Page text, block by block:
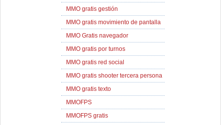
MMO gratis gestión
MMO gratis movimiento de pantalla
MMO Gratis navegador
MMO gratis por turnos
MMO gratis red social
MMO gratis shooter tercera persona
MMO gratis texto
MMOFPS
MMOFPS gratis